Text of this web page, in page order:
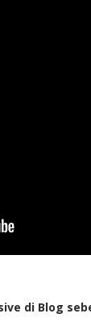
di Blog